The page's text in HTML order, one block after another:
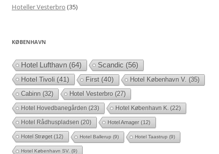
Hoteller Vesterbro (35)
KØBENHAVN
Hotel Lufthavn (64) Scandic (56)
Hotel Tivoli (41) First (40) Hotel København V. (35)
Cabinn (32) Hotel Vesterbro (27)
Hotel Hovedbanegården (23) Hotel København K. (22)
Hotel Rådhuspladsen (20) Hotel Amager (12)
Hotel Strøget (12) Hotel Ballerup (9) Hotel Taastrup (9)
Hotel København SV. (9)